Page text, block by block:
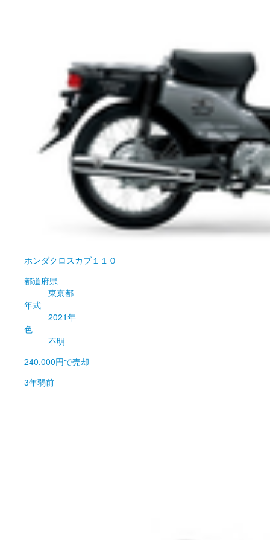
ホンダクロスカブ１１０
都道府県
東京都
年式
2021年
色
不明
240,000円で売却
3年弱前